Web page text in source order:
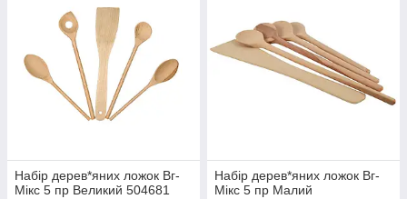
Набір дерев*яних ложок Вг-
Мікс 5 пр Великий 504681
Набір дерев*яних ложок Вг-
Мікс 5 пр Малий